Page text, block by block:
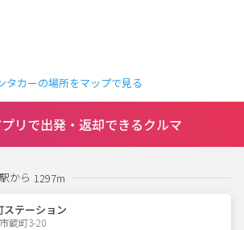
タカーの場所をマップで見る
リで出発・返却できるクルマ
から 1297m
ステーション
蔵町3-20